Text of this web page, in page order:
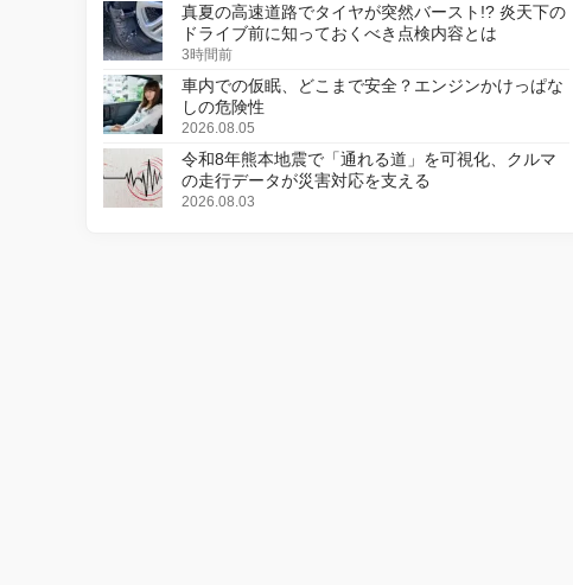
真夏の高速道路でタイヤが突然バースト!? 炎天下の
ドライブ前に知っておくべき点検内容とは
3時間前
車内での仮眠、どこまで安全？エンジンかけっぱな
しの危険性
2026.08.05
令和8年熊本地震で「通れる道」を可視化、クルマ
の走行データが災害対応を支える
2026.08.03